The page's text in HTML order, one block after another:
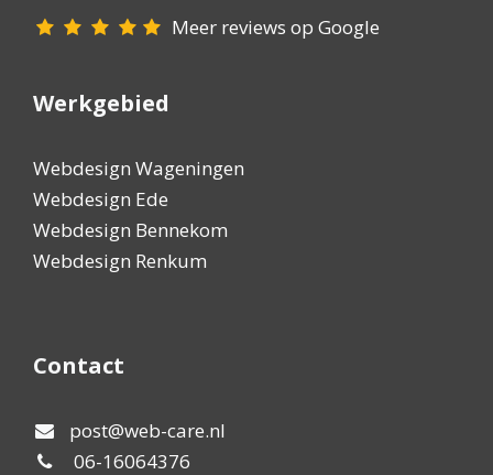
Meer reviews op Google
Werkgebied
Webdesign Wageningen
Webdesign Ede
Webdesign Bennekom
Webdesign Renkum
Contact
post@web-care.nl
06-16064376